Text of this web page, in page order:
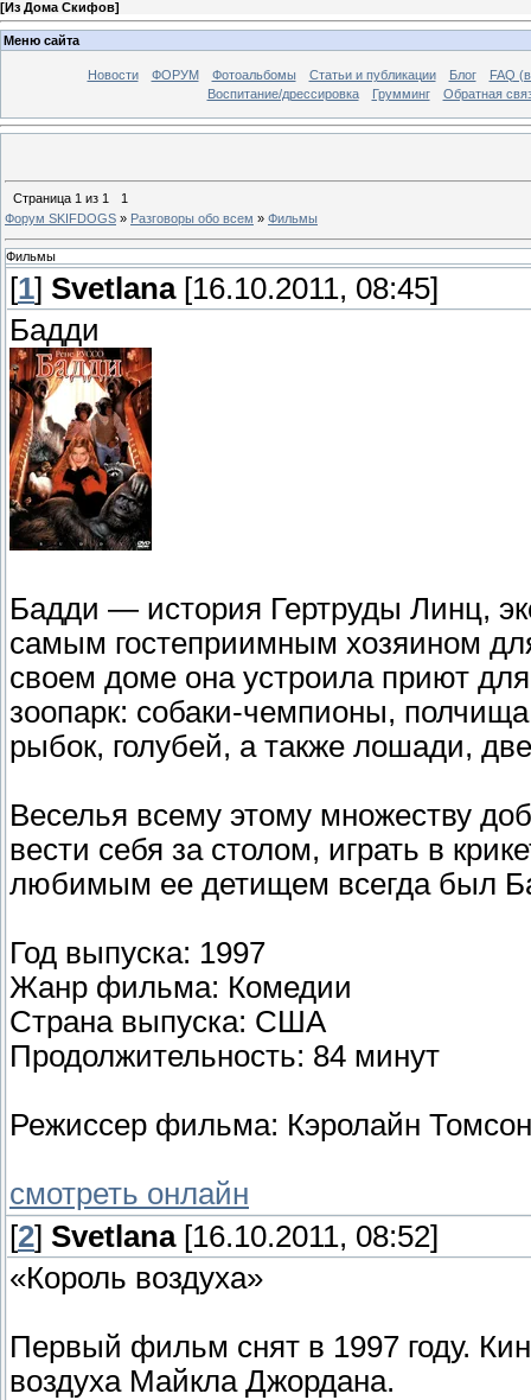
[Из Дома Скифов]
Меню сайта
Новости ФОРУМ Фотоальбомы Статьи и публикации Блог
FAQ
Воспитание/дрессировка
Грумминг Обратная
Страница 1 из 1
1
Форум SKIFDOGS » Разговоры обо всем » Фильмы
Фильмы
[1] Svetlana[16.10.2011, 08:45]
Бадди
Бадди — история Гертруды Линц,
самым гостеприимным хозяином
своем доме она устроила приют
зоопарк: собаки-чемпионы,
рыбок, голубей, а также лошади,
Веселья всему этому множеству
вести себя за столом, играть в
любимым ее детищем всегда был
Год выпуска: 1997
Жанр фильма: Комедии
Страна выпуска: США
Продолжительность: 84 минут
Режиссер фильма: Кэролайн Томсон
смотреть онлайн
[2] Svetlana[16.10.2011, 08:52]
«Король воздуха»
Первый фильм снят в 1997 году.
воздуха Майкла Джордана.